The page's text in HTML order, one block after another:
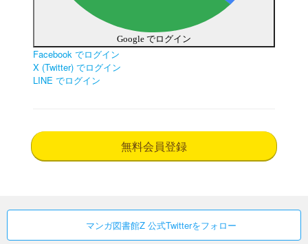
Google でログイン
Facebook でログイン
X (Twitter) でログイン
LINE でログイン
無料会員登録
マンガ図書館Z 公式Twitterをフォロー